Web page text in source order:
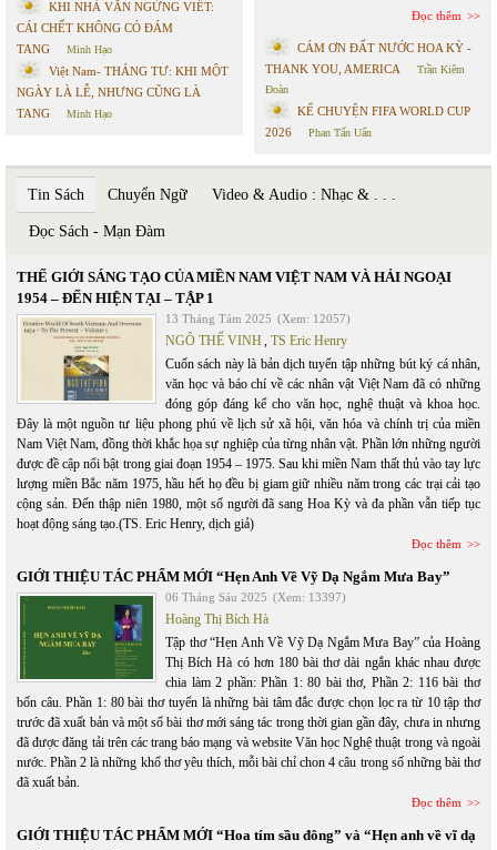
KHI NHÀ VĂN NGỪNG VIẾT:
CÁI CHẾT KHÔNG CÓ ĐÁM
TANG
Minh Hạo
Việt Nam- THÁNG TƯ: KHI MỘT
NGÀY LÀ LỄ, NHƯNG CŨNG LÀ
TANG
Minh Hạo
Đọc thêm
CÁM ƠN ĐẤT NƯỚC HOA KỲ -
THANK YOU, AMERICA
Trần Kiêm
Đoàn
KỂ CHUYỆN FIFA WORLD CUP
2026
Phan Tấn Uẩn
Tin Sách Chuyển Ngữ Video & Audio : Nhạc & . . .
Đọc Sách - Mạn Đàm
THẾ GIỚI SÁNG TẠO CỦA MIỀN NAM VIỆT NAM VÀ HẢI NGOẠI
1954 – ĐẾN HIỆN TẠI – TẬP 1
13 Tháng Tám 2025 (Xem: 12057)
NGÔ THẾ VINH, TS Eric Henry
Cuốn sách này là bản dịch tuyển tập những bút ký cá nhân,
văn học và báo chí về các nhân vật Việt Nam đã có những
đóng góp đáng kể cho văn học, nghệ thuật và khoa học.
Đây là một nguồn tư liệu phong phú về lịch sử xã hội, văn hóa và chính trị của miền
Nam Việt Nam, đồng thời khắc họa sự nghiệp của từng nhân vật. Phần lớn những người
được đề cập nổi bật trong giai đoạn 1954 – 1975. Sau khi miền Nam thất thủ vào tay lực
lượng miền Bắc năm 1975, hầu hết họ đều bị giam giữ nhiều năm trong các trại cải tạo
cộng sản. Đến thập niên 1980, một số người đã sang Hoa Kỳ và đa phần vẫn tiếp tục
hoạt động sáng tạo.(TS. Eric Henry, dịch giả)
Đọc thêm
GIỚI THIỆU TÁC PHẨM MỚI “Hẹn Anh Về Vỹ Dạ Ngắm Mưa Bay”
06 Tháng Sáu 2025 (Xem: 13397)
Hoàng Thị Bích Hà
Tập thơ “Hẹn Anh Về Vỹ Dạ Ngắm Mưa Bay” của Hoàng
Thị Bích Hà có hơn 180 bài thơ dài ngắn khác nhau được
chia làm 2 phần: Phần 1: 80 bài thơ, Phần 2: 116 bài thơ
bốn câu. Phần 1: 80 bài thơ tuyển là những bài tâm đắc được chọn lọc ra từ 10 tập thơ
trước đã xuất bản và một số bài thơ mới sáng tác trong thời gian gần đây, chưa in nhưng
đã được đăng tải trên các trang báo mạng và website Văn học Nghệ thuật trong và ngoài
nước. Phần 2 là những khổ thơ yêu thích, mỗi bài chỉ chon 4 câu trong số những bài thơ
đã xuất bản.
Đọc thêm
GIỚI THIỆU TÁC PHẨM MỚI “Hoa tím sầu đông” và “Hẹn anh về vĩ dạ